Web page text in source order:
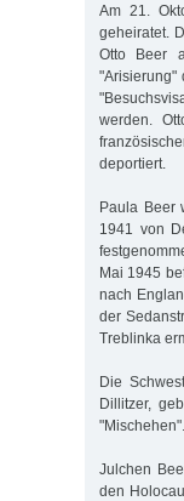
Am 21.
geheiratet.
Otto Beer
"Arisierung"
werden.
deportiert.
Paula Beer
1941 von
Mai 1945
nach
der
Treblinka
Die
Dillitzer,
"Mischehen".
Julchen
den